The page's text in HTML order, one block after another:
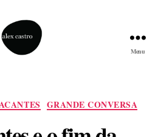
Menu
CategoriasGRANDE CONVERSA